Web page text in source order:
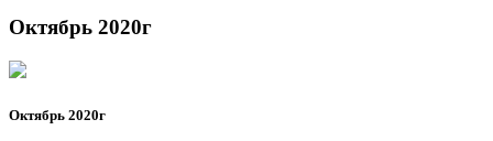
Октябрь 2020г
Октябрь 2020г